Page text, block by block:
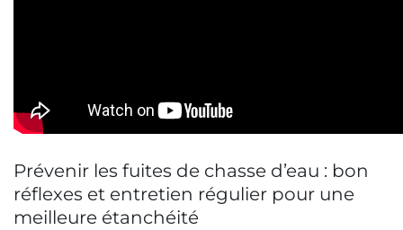
Prévenir les fuites de chasse d’eau : bon
réflexes et entretien régulier pour une
meilleure étanchéité